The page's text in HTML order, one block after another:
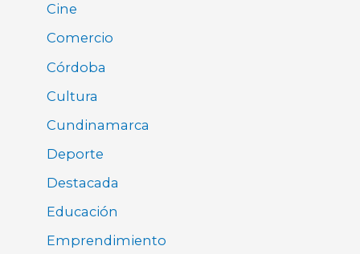
Cine
Comercio
Córdoba
Cultura
Cundinamarca
Deporte
Destacada
Educación
Emprendimiento